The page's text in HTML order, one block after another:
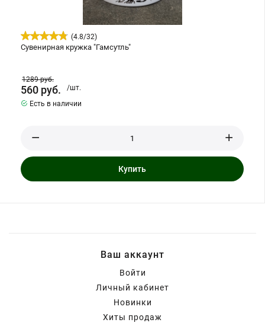
(4.8/32)
Сувенирная кружка "Гамсутль"
1289руб.
560 руб.
/шт.
Есть в наличии
Купить
Ваш аккаунт
Войти
Личный кабинет
Новинки
Хиты продаж